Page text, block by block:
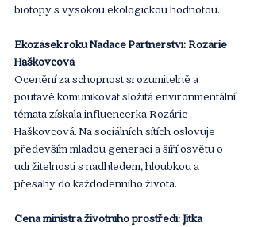
biotopy s vysokou ekologickou hodnotou.
Ekozásek roku Nadace Partnerství: Rozárie
Haškovcová
Ocenění za schopnost srozumitelně a
poutavě komunikovat složitá environmentální
témata získala influencerka Rozárie
Haškovcová. Na sociálních sítích oslovuje
především mladou generaci a šíří osvětu o
udržitelnosti s nadhledem, hloubkou a
přesahy do každodenního života.
Cena ministra životního prostředí: Jitka